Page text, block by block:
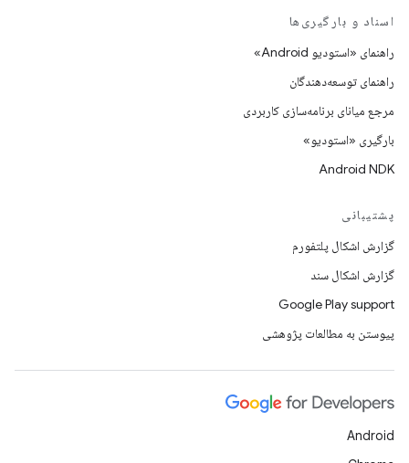
اسناد و بارگیری‌ها
راهنمای «استودیو Android»
راهنمای توسعه‌دهندگان
مرجع میانای برنامه‌سازی کاربردی
بارگیری «استودیو»
Android NDK
پشتیبانی
گزارش اشکال پلتفورم
گزارش اشکال سند
Google Play support
پیوستن به مطالعات پژوهشی
Android